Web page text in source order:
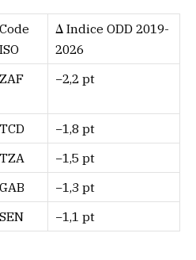
Code
ISO
Δ Indice ODD 2019-
2026
ZAF −2,2 pt
TCD
−1,8 pt
TZA
−1,5 pt
GAB
−1,3 pt
SEN −1,1 pt